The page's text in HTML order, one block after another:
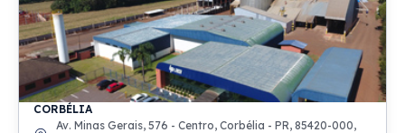
CORBÉLIA
Av. Minas Gerais, 576 - Centro, Corbélia - PR, 85420-000,